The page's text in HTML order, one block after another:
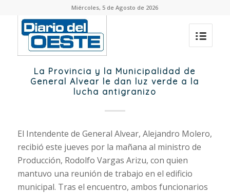
Miércoles, 5 de Agosto de 2026
La Provincia y la Municipalidad de
General Alvear le dan luz verde a la
lucha antigranizo
El Intendente de General Alvear, Alejandro Molero,
recibió este jueves por la mañana al ministro de
Producción, Rodolfo Vargas Arizu, con quien
mantuvo una reunión de trabajo en el edificio
municipal. Tras el encuentro, ambos funcionarios